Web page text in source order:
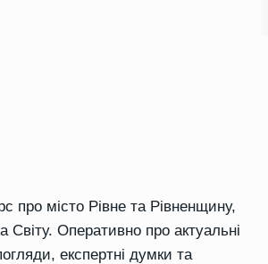
про місто Рівне та Рівненщину,
Світу. Оперативно про актуальні
експертні думки та